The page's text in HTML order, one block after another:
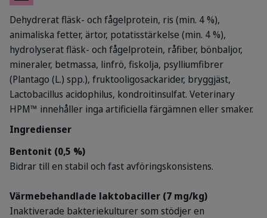
Dehydrerat fläsk- och fågelprotein, ris (min. 4 %),
animaliska fetter, ärtor, potatisstärkelse (min. 4 %),
hydrolyserat fläsk- och fågelprotein, råfiber, bönbaljor,
mineraler, betmassa, linfrö, fiskolja, psylliumfibrer
(Plantago (L.) spp.), fruktooligosackarider, bryggjäst,
Lactobacillus acidophilus, kondroitinsulfat. Veterinary
HPM™ innehåller inga artificiella färgämnen eller smaker.
Ingredienser
Bentonit (0,5 %)
Bidrar till en stabil och fast avföringskonsistens.
Värmebehandlade laktobaciller (7 mg/kg)
Inaktiverade bakteriekulturer som stödjer en